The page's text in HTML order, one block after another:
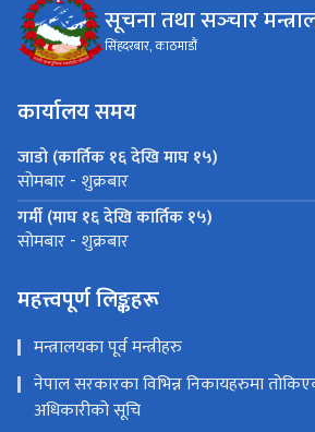
सूचना तथा सञ्‍चार
सिंहदरबार, काठमाडौं
कार्यालय समय
जाडो (कार्तिक १६ देखि माघ १५)
सोमबार - शुक्रबार
गर्मी (माघ १६ देखि कार्तिक १५)
सोमबार - शुक्रबार
महत्त्वपूर्ण लिङ्कहरू
मन्त्रालयका पूर्व मन्त्रीहरु
नेपाल सरकारका विभिन्न निकायहरुमा
अधिकारीको सूचि